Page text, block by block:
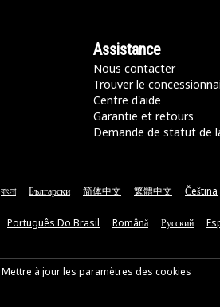
Assistance
Nous contacter
Trouver le
Centre d'aide
Garantie et retours
Demande de statut de
বাংলা Български 简体中文 繁體中文 Čeština
Português Do Brasil Română Русский
Mettre à jour les paramètres des cookies